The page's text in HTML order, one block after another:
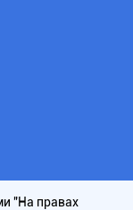
"На правах